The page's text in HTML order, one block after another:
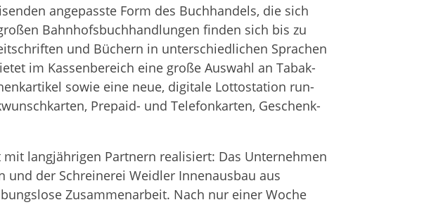
ange­passte Form des Buch­han­dels, die sich
Bahn­hofs­buch­hand­lun­gen fin­den sich bis zu
und Büchern in unter­schied­li­chen Spra­chen
im Kas­sen­be­reich eine große Aus­wahl an Tabak­
sowie eine neue, digi­tale Lot­to­sta­tion run­
Pre­paid- und Tele­fon­kar­ten, Geschenk­
lang­jäh­ri­gen Part­nern rea­li­siert: Das Unter­neh­men
der Schrei­ne­rei Weid­ler Innen­aus­bau aus
Zusam­men­ar­beit. Nach nur einer Woche